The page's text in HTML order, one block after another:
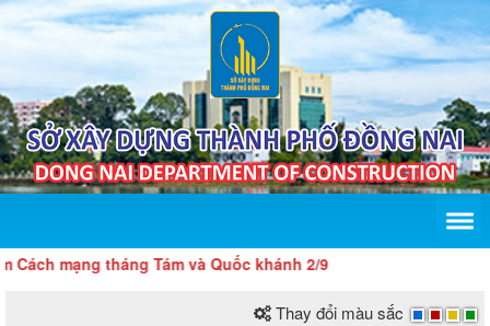
mạng tháng Tám và Quốc khánh 2/9
Thay đổi màu sắc